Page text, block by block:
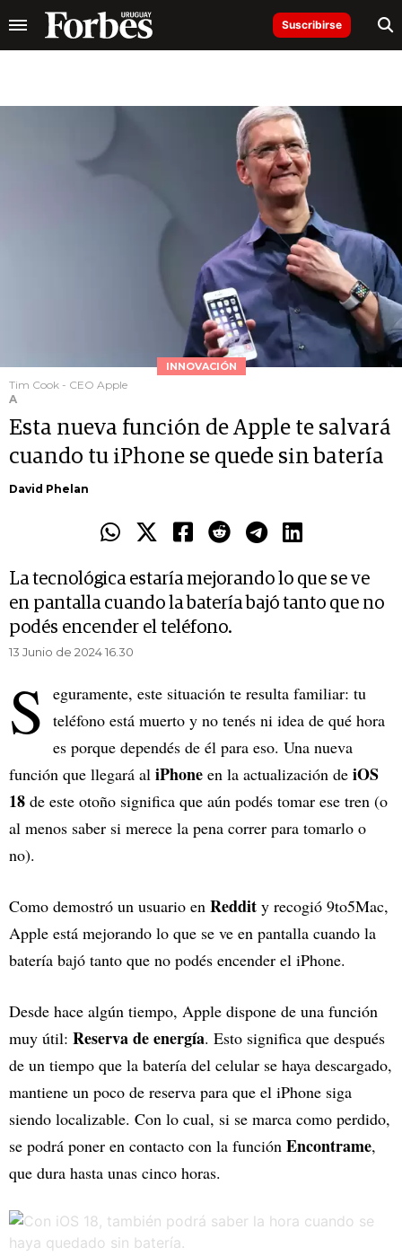
Suscribirse
INNOVACIÓN
Tim Cook - CEO Apple
A
Esta nueva función de Apple te salvará
cuando tu iPhone se quede sin batería
David Phelan
La tecnológica estaría mejorando lo que se ve
en pantalla cuando la batería bajó tanto que no
podés encender el teléfono.
13 Junio de 2024 16.30
S eguramente, este situación te resulta familiar: tu
teléfono está muerto y no tenés ni idea de qué hora
es porque dependés de él para eso. Una nueva
función que llegará al iPhone en la actualización de iOS
18 de este otoño significa que aún podés tomar ese tren (o
al menos saber si merece la pena correr para tomarlo o
no).
Como demostró un usuario en Reddit y recogió 9to5Mac,
Apple está mejorando lo que se ve en pantalla cuando la
batería bajó tanto que no podés encender el iPhone.
Desde hace algún tiempo, Apple dispone de una función
muy útil: Reserva de energía. Esto significa que después
de un tiempo que la batería del celular se haya descargado,
mantiene un poco de reserva para que el iPhone siga
siendo localizable. Con lo cual, si se marca como perdido,
se podrá poner en contacto con la función Encontrame,
que dura hasta unas cinco horas.